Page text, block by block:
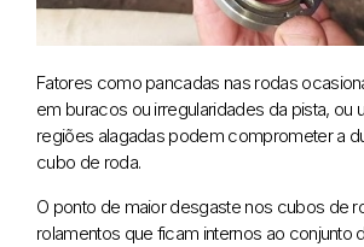
Fatores como pancadas nas rodas
em buracos ou irregularidades da pista, ou
regiões alagadas podem comprometer a
cubo de roda.
O ponto de maior desgaste nos cubos de
rolamentos que ficam internos ao conjunto